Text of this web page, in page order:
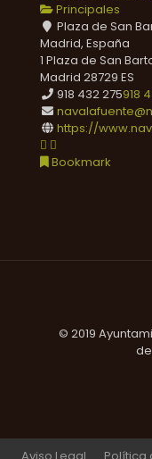
Principales
Plaza de San
Madrid, España
1 Plaza de San
Madrid 28729 ES
918 432 275918
https://
Bookmark
© 2019